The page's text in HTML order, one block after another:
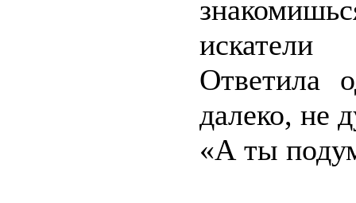
Ответила
далеко, не
«А ты